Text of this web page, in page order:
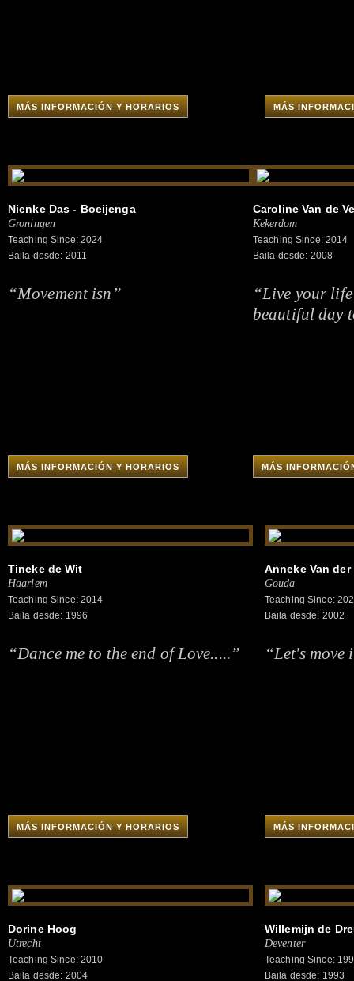
MÁS INFORMACIÓN Y HORARIOS MÁS
Nienke Das - Boeijenga
Groningen
Teaching Since: 2024
Baila desde: 2011
“Movement isn”
MÁS INFORMACIÓN Y HORARIOS
Caroline Van de
Kekerdom
Teaching Since: 2014
Baila desde: 2008
“Live your
beautiful day
MÁS
Tineke de Wit
Haarlem
Teaching Since: 2014
Baila desde: 1996
“Dance me to the end of Love.....”
MÁS INFORMACIÓN Y HORARIOS
Anneke Van
Gouda
Teaching Since:
Baila desde: 2002
“Let's move
MÁS
Dorine Hoog
Utrecht
Teaching Since: 2010
Baila desde: 2004
Willemijn de
Deventer
Teaching Since:
Baila desde: 1993